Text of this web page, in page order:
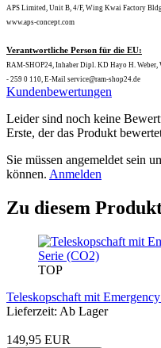
APS Limited, Unit B, 4/F, Wing Kwai Factory
www.aps-concept.com
Verantwortliche Person für die EU:
RAM-SHOP24, Inhaber Dipl. KD Hayo H. Weber,
- 259 0 110, E-Mail service@ram-shop24.de
Kundenbewertungen
Leider sind noch keine
Erste, der das Produkt
Sie müssen angemeldet sein
können. Anmelden
Zu diesem
TOP
Teleskopschaft mit
Lieferzeit: Ab Lager
149,95 EUR